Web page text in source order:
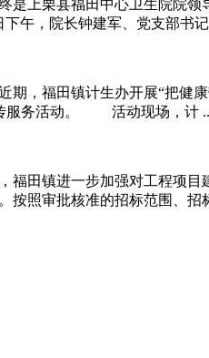
上栗县福田中心卫生院院领
午，院长钟建军、党支部书记
，福田镇计生办开展“把健康
传服务活动。 活动现场，计
福田镇进一步加强对工程
按照审批核准的招标范围、招